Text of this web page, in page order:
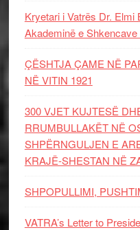
Kryetari i Vatrës Dr.
Akademinë e
ÇËSHTJA ÇAME NË
NË VITIN 1921
300 VJET KUJTESË
RRUMBULLAKËT NË
SHPËRNGULJEN E
KRAJË-SHESTAN NË
SHPOPULLIMI,
VATRA’s Letter to